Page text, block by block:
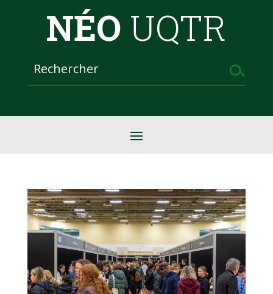
NÉO UQTR